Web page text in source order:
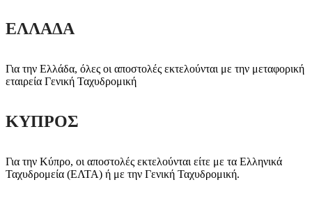
ΕΛΛΑΔΑ
Για την Ελλάδα, όλες οι αποστολές εκτελούνται με την μεταφορική
εταιρεία Γενική Ταχυδρομική
ΚΥΠΡΟΣ
Για την Κύπρο, οι αποστολές εκτελούνται είτε με τα Ελληνικά
Ταχυδρομεία (ΕΛΤΑ) ή με την Γενική Ταχυδρομική.